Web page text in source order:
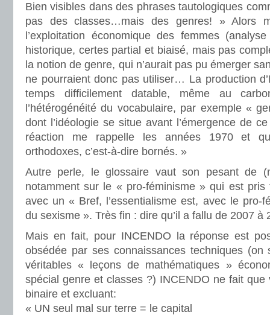
Bien visibles dans des phrases tautologiques
pas des classes…mais des genres! » Alors
l’exploitation économique des femmes
historique, certes partial et biaisé, mais pas
la notion de genre, qui n’aurait pas pu émerger
ne pourraient donc pas utiliser… La production
temps difficilement datable, même au
l’hétérogénéité du vocabulaire, par exemple «
dont l’idéologie se situe avant l’émergence de
réaction me rappelle les années 1970 et
orthodoxes, c’est-à-dire bornés. »
Autre perle, le glossaire vaut son pesant de
notamment sur le « pro-féminisme » qui est
avec un « Bref, l’essentialisme est, avec le pro-
du sexisme ». Très fin : dire qu’il a fallu de 2007 à
Mais en fait, pour INCENDO la réponse est
obsédée par ses connaissances techniques
véritables « leçons de mathématiques »
spécial genre et classes ?) INCENDO ne fait que
binaire et excluant:
« UN seul mal sur terre = le capital